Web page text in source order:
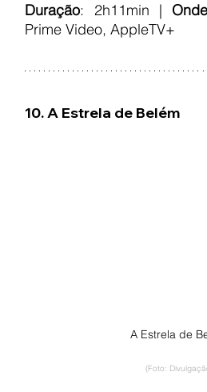
Duração: 2h11min |
Prime Video, AppleTV+
10. A Estrela de Belém
A Estrela de
(Foto: